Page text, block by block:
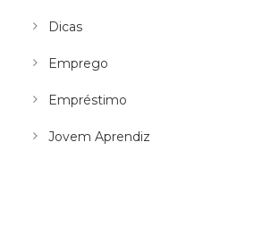
Dicas
Emprego
Empréstimo
Jovem Aprendiz